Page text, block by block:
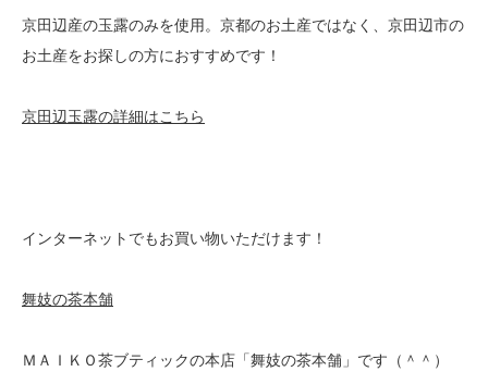
京田辺産の玉露のみを使用。京都のお土産ではなく、京田辺市の
お土産をお探しの方におすすめです！
京田辺玉露の詳細はこちら
インターネットでもお買い物いただけます！
舞妓の茶本舗
ＭＡＩＫＯ茶ブティックの本店「舞妓の茶本舗」です（＾＾）